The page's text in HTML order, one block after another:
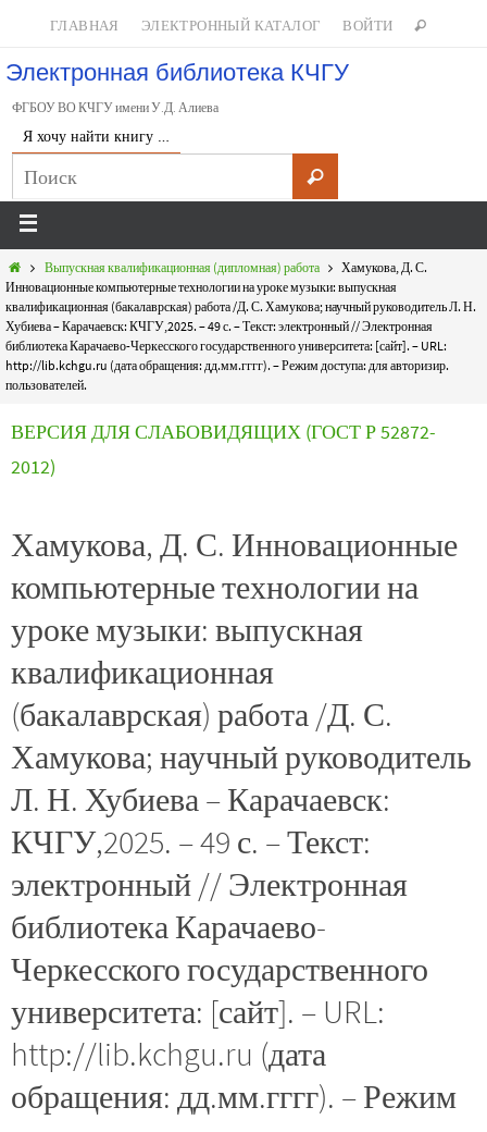
ГЛАВНАЯ ЭЛЕКТРОННЫЙ КАТАЛОГ ВОЙТИ
Электронная библиотека КЧГУ
ФГБОУ ВО КЧГУ имени У.Д. Алиева
Я хочу найти книгу …
Выпускная квалификационная (дипломная) работа
Хамукова, Д. С.
Инновационные компьютерные технологии на уроке музыки: выпускная
квалификационная (бакалаврская) работа /Д. С. Хамукова; научный руководитель Л. Н.
Хубиева – Карачаевск: КЧГУ,2025. – 49 с. – Текст: электронный // Электронная
библиотека Карачаево-Черкесского государственного университета: [сайт]. – URL:
http://lib.kchgu.ru (дата обращения: дд.мм.гггг). – Режим доступа: для авторизир.
пользователей.
ВЕРСИЯ ДЛЯ СЛАБОВИДЯЩИХ (ГОСТ Р 52872-
2012)
Хамукова, Д. С. Инновационные
компьютерные технологии на
уроке музыки: выпускная
квалификационная
(бакалаврская) работа /Д. С.
Хамукова; научный руководитель
Л. Н. Хубиева – Карачаевск:
КЧГУ,2025. – 49 с. – Текст:
электронный // Электронная
библиотека Карачаево-
Черкесского государственного
университета: [сайт]. – URL:
http://lib.kchgu.ru (дата
обращения: дд.мм.гггг). – Режим